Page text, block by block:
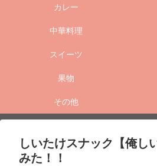
カレー
中華料理
スイーツ
果物
その他
しいたけスナック【俺し
みた！！